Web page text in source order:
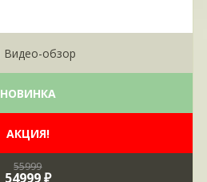
Видео-обзор
НОВИНКА
АКЦИЯ!
55999
54999 ₽